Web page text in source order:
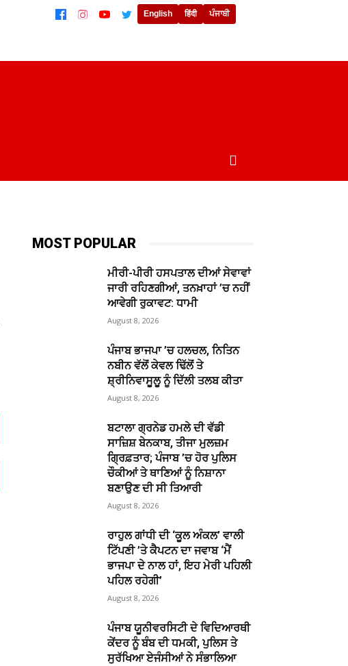
English हिंदी ਪੰਜਾਬੀ
MOST POPULAR
ਮੀਰੀ-ਪੀਰੀ ਹਸਪਤਾਲ ਦੀਆਂ ਸੇਵਾਵਾਂ
ਜਾਰੀ ਰਹਿਣਗੀਆਂ, ਤਨਖ਼ਾਹਾਂ ’ਚ ਨਹੀਂ
ਆਵੇਗੀ ਰੁਕਾਵਟ: ਧਾਮੀ
August 8, 2026
ਪੰਜਾਬ ਭਾਜਪਾ ’ਚ ਹਲਚਲ, ਨਿਤਿਨ
ਨਬੀਨ ਵੱਲੋਂ ਕੇਵਲ ਢਿੱਲੋਂ ਤੇ
ਸ਼੍ਰੀਨਿਵਾਸੂਲੂ ਨੂੰ ਦਿੱਲੀ ਤਲਬ ਕੀਤਾ
August 8, 2026
ਬਟਾਲਾ ਗ੍ਰਨੇਡ ਹਮਲੇ ਦੀ ਵੱਡੀ
ਸਾਜ਼ਿਸ਼ ਬੇਨਕਾਬ, ਤੀਜਾ ਮੁਲਜ਼ਮ
ਗ੍ਰਿਫ਼ਤਾਰ; ਪੰਜਾਬ ’ਚ ਹੋਰ ਪੁਲਿਸ
ਚੌਕੀਆਂ ਤੇ ਥਾਣਿਆਂ ਨੂੰ ਨਿਸ਼ਾਨਾ
ਬਣਾਉਣ ਦੀ ਸੀ ਤਿਆਰੀ
August 8, 2026
ਰਾਹੁਲ ਗਾਂਧੀ ਦੀ ‘ਕੂਲ ਅੰਕਲ’ ਵਾਲੀ
ਟਿੱਪਣੀ ’ਤੇ ਕੈਪਟਨ ਦਾ ਜਵਾਬ ‘ਮੈਂ
ਭਾਜਪਾ ਦੇ ਨਾਲ ਹਾਂ, ਇਹ ਮੇਰੀ ਪਹਿਲੀ
ਪਹਿਲ ਰਹੇਗੀ’
August 8, 2026
ਪੰਜਾਬ ਯੂਨੀਵਰਸਿਟੀ ਦੇ ਵਿਦਿਆਰਥੀ
ਕੇਂਦਰ ਨੂੰ ਬੰਬ ਦੀ ਧਮਕੀ, ਪੁਲਿਸ ਤੇ
ਸੁਰੱਖਿਆ ਏਜੰਸੀਆਂ ਨੇ ਸੰਭਾਲਿਆ